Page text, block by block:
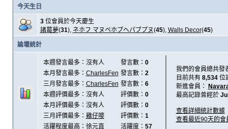
今天生日
3位會員於今天慶生
諸葛夢(31), ネホフ マヌベホプヘパブプヌ(45), Walls Decor(45)
論壇統計
本週發言最多：沒有人 發言數： 0
本月發言最多： CharlesFen 發言數： 2
三月發言最多： CharlesFen 發言數： 6
本週評價最多：沒有人
評價數： 0
本月評價最多：沒有人
評價數： 0
三月評價最多： 雞仔嘜 評價數： 1
活躍程度最高： 徐元直 活躍度： 57
我們的會員總共發
目前共有 8,534位
新進會員：
最高記錄曾經於
查看詳細統計數據
查看最近90天的會